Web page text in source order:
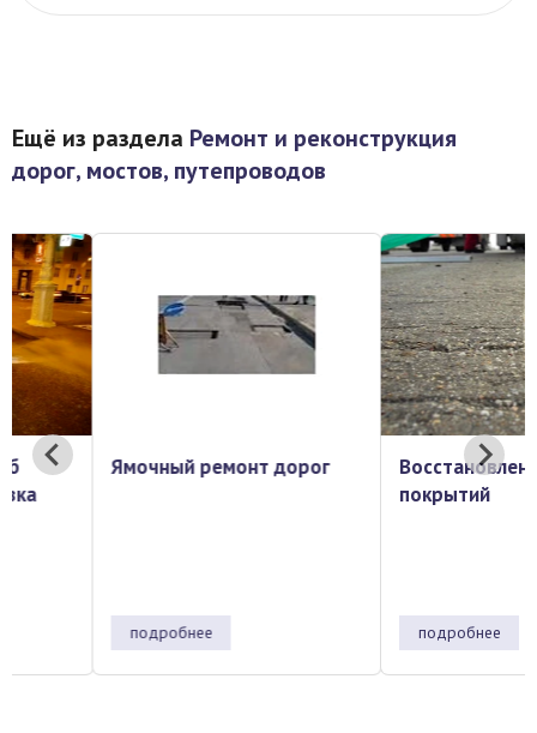
Ещё из раздела Ремонт и реконструкция
дорог, мостов, путепроводов
Ямочный ремонт дорог
подробнее
Восстановление
покрытий
подробнее